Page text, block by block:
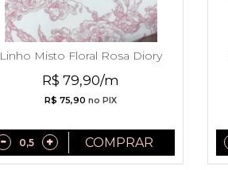
Linho Misto Floral Rosa Diory
R$ 79,90/m
R$ 75,90 no PIX
COMPRAR